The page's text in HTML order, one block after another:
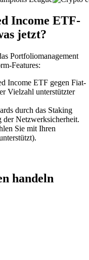
Income ETF-
jetzt?
Portfoliomanagement
Features:
Income ETF gegen Fiat-
Vielzahl unterstützter
durch das Staking
der Netzwerksicherheit.
Sie mit Ihren
handeln